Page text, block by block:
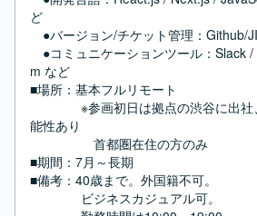
ど
●バージョン/チケット管理：Github/
●コミュニケーションツール：Slack
m など
■場所：基本フルリモート
※参画初日は拠点の渋谷に出社、
能性あり
首都圏在住の方のみ
■期間：7月～長期
■備考：40歳まで。外国籍不可。
ビジネスカジュアル可。